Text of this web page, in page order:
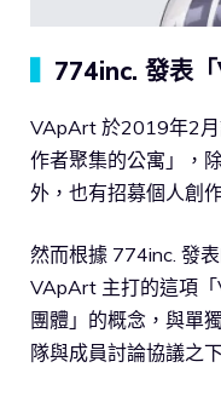
774inc. 發表
VApArt 於2019年2月
作者聚集的公寓」，
外，也有招募個人創
然而根據 774inc. 發
VApArt 主打的這項
團體」的概念，與單
隊與成員討論協議之